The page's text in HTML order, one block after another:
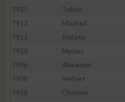
7925
Tobias
7913
Manfred
7911
Stefanie
7929
Marcus
7906
Alexander
7908
Herbert
7928
Christian